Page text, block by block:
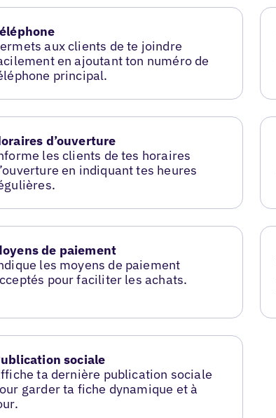
aux clients de te joindre
en ajoutant ton numéro de
principal.
d’ouverture
les clients de tes horaires
en indiquant tes heures
de paiement
les moyens de paiement
pour faciliter les achats.
sociale
ta dernière publication sociale
garder ta fiche dynamique et à